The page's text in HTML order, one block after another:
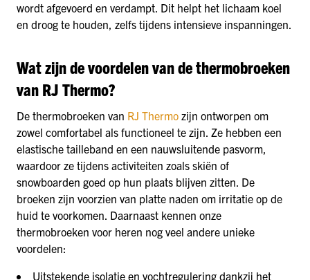
wordt afgevoerd en verdampt. Dit helpt het lichaam koel
en droog te houden, zelfs tijdens intensieve inspanningen.
Wat zijn de voordelen van de thermobroeken
van RJ Thermo?
De thermobroeken van RJ Thermo zijn ontworpen om
zowel comfortabel als functioneel te zijn. Ze hebben een
elastische tailleband en een nauwsluitende pasvorm,
waardoor ze tijdens activiteiten zoals skiën of
snowboarden goed op hun plaats blijven zitten. De
broeken zijn voorzien van platte naden om irritatie op de
huid te voorkomen. Daarnaast kennen onze
thermobroeken voor heren nog veel andere unieke
voordelen:
Uitstekende isolatie en vochtregulering dankzij het